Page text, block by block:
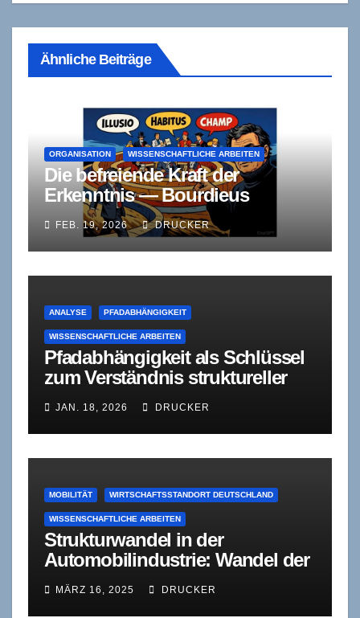
Ähnliche Beiträge
ORGANISATION WISSENSCHAFTLICHE ARBEITEN
Die befreiende Kraft der
Erkenntnis — Bourdieus
Soziologie zwischen
Notwendigkeit und Freiheit
FEB. 19, 2026 DRUCKER
ANALYSE PFADABHÄNGIGKEIT
WISSENSCHAFTLICHE ARBEITEN
Pfadabhängigkeit als Schlüssel
zum Verständnis struktureller
JAN. 18, 2026 DRUCKER
MOBILITÄT WIRTSCHAFTSSTANDORT DEUTSCHLAND
WISSENSCHAFTLICHE ARBEITEN
Strukturwandel in der
Automobilindustrie: Wandel der
Innovationssysteme der
deutschen Automobilindustrie
MÄRZ 16, 2025 DRUCKER